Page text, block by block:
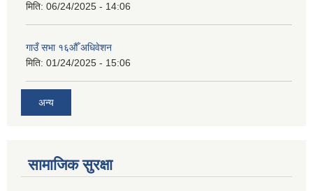
मिति: 06/24/2025 - 14:06
गाउँ सभा १६औँ अधिवेशन
मिति: 01/24/2025 - 15:06
अन्य
सामाजिक सुरक्षा